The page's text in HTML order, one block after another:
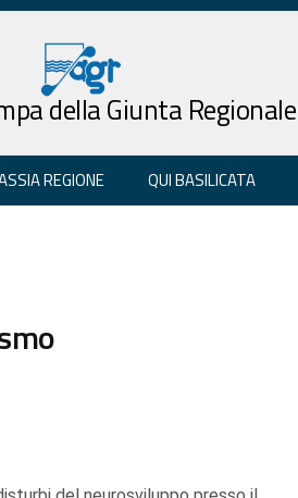
della Giunta Regionale
REGIONE QUI BASILICATA